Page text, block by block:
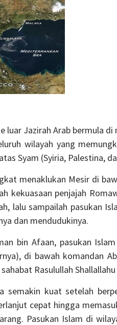
luar Jazirah Arab bermula
wilayah yang
Syam (Syiria, Palestina,
menaklukan Mesir di
kekuasaan penjajah
lalu sampailah pasukan
dan mendudukinya.
bin Afaan, pasukan
di bawah komandan
Rasulullah Shallallahu
semakin kuat setelah
cepat hingga
Pasukan Islam di